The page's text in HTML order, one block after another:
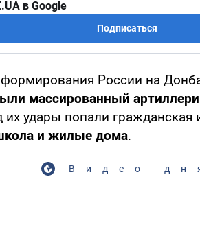
в Google
Подписаться
России на
массированный
их удары попали гражданская
и жилые дома.
Видео